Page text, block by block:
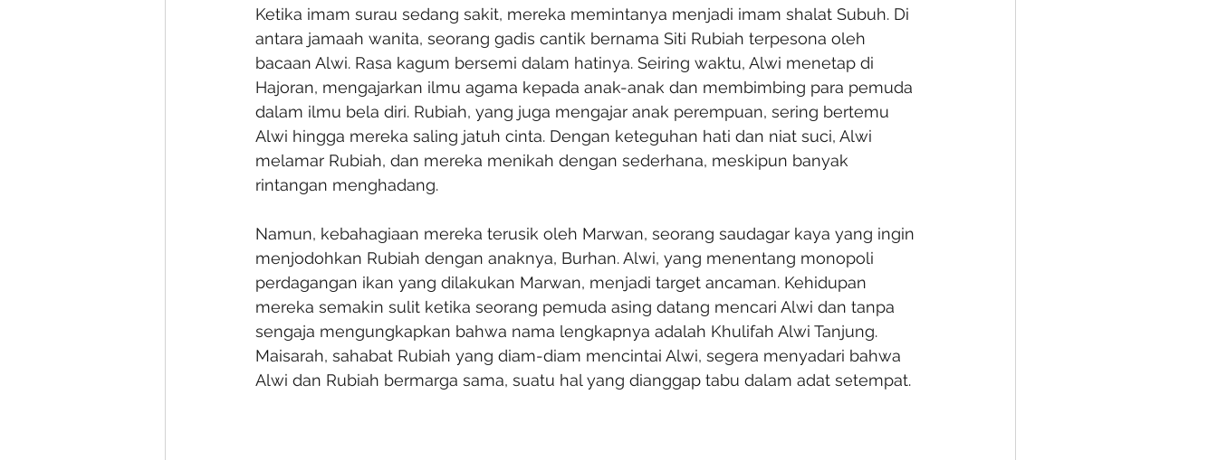
Ketika imam surau sedang sakit, mereka memintanya menjadi imam shalat Subuh. Di
antara jamaah wanita, seorang gadis cantik bernama Siti Rubiah terpesona oleh
bacaan Alwi. Rasa kagum bersemi dalam hatinya. Seiring waktu, Alwi menetap di
Hajoran, mengajarkan ilmu agama kepada anak-anak dan membimbing para pemuda
dalam ilmu bela diri. Rubiah, yang juga mengajar anak perempuan, sering bertemu
Alwi hingga mereka saling jatuh cinta. Dengan keteguhan hati dan niat suci, Alwi
melamar Rubiah, dan mereka menikah dengan sederhana, meskipun banyak
rintangan menghadang.
Namun, kebahagiaan mereka terusik oleh Marwan, seorang saudagar kaya yang ingin
menjodohkan Rubiah dengan anaknya, Burhan. Alwi, yang menentang monopoli
perdagangan ikan yang dilakukan Marwan, menjadi target ancaman. Kehidupan
mereka semakin sulit ketika seorang pemuda asing datang mencari Alwi dan tanpa
sengaja mengungkapkan bahwa nama lengkapnya adalah Khulifah Alwi Tanjung.
Maisarah, sahabat Rubiah yang diam-diam mencintai Alwi, segera menyadari bahwa
Alwi dan Rubiah bermarga sama, suatu hal yang dianggap tabu dalam adat setempat.